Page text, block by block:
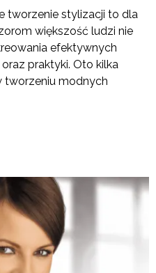
tworzenie stylizacji to dla
większość ludzi nie
efektywnych
praktyki. Oto kilka
tworzeniu modnych